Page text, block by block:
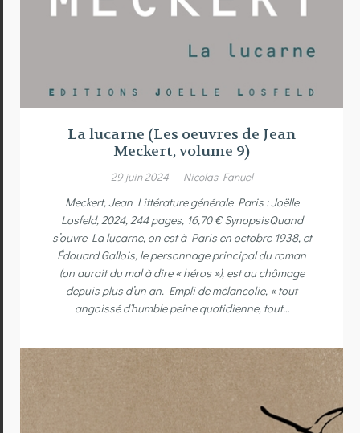
La lucarne (Les oeuvres de Jean
Meckert, volume 9)
29 juin 2024 Nicolas Fanuel
Meckert, Jean Littérature générale Paris : Joëlle
Losfeld, 2024, 244 pages, 16,70 € SynopsisQuand
s’ouvre La lucarne, on est à Paris en octobre 1938, et
Édouard Gallois, le personnage principal du roman
(on aurait du mal à dire « héros »), est au chômage
depuis plus d’un an. Empli de mélancolie, « tout
angoissé d’humble peine quotidienne, tout…